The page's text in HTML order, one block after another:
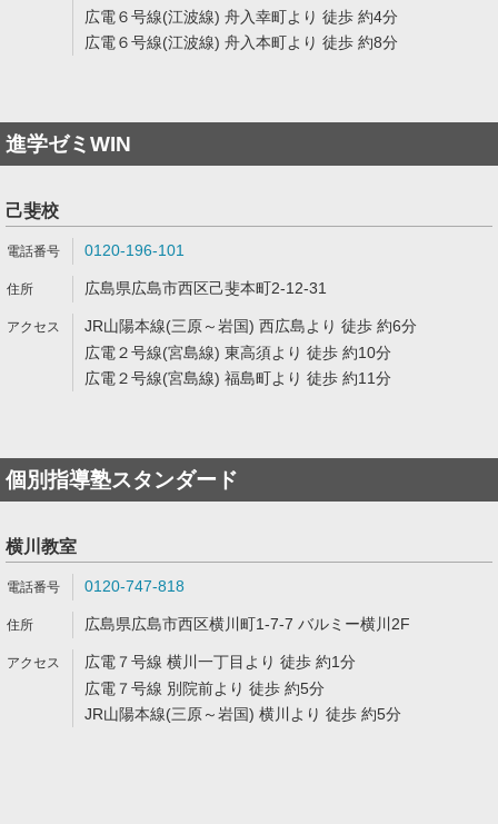
広電６号線(江波線) 舟入幸町より 徒歩 約4分
広電６号線(江波線) 舟入本町より 徒歩 約8分
進学ゼミWIN
己斐校
0120-196-101
広島県広島市西区己斐本町2-12-31
JR山陽本線(三原～岩国) 西広島より 徒歩 約6分
広電２号線(宮島線) 東高須より 徒歩 約10分
広電２号線(宮島線) 福島町より 徒歩 約11分
個別指導塾スタンダード
横川教室
0120-747-818
広島県広島市西区横川町1-7-7 バルミー横川2F
広電７号線 横川一丁目より 徒歩 約1分
広電７号線 別院前より 徒歩 約5分
JR山陽本線(三原～岩国) 横川より 徒歩 約5分